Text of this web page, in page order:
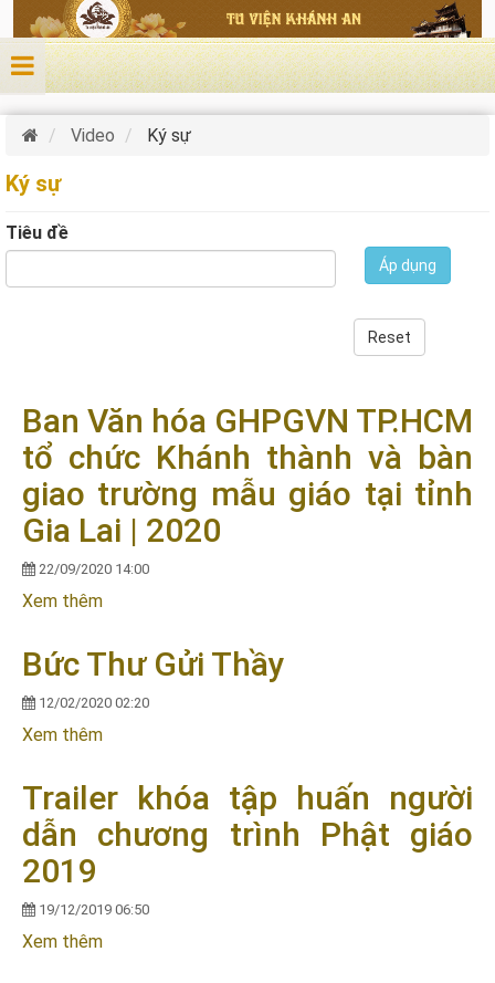
Nhảy đến nội dung
Video Ký sự
Ký sự
Tiêu đề
Áp dụng
Reset
Ban Văn hóa GHPGVN TP.HCM
tổ chức Khánh thành và bàn
giao trường mẫu giáo tại tỉnh
Gia Lai | 2020
22/09/2020 14:00
Xem thêm
| 2020
Bức Thư Gửi Thầy
12/02/2020 02:20
Xem thêm
Trailer khóa tập huấn người
dẫn chương trình Phật giáo
2019
19/12/2019 06:50
Xem thêm